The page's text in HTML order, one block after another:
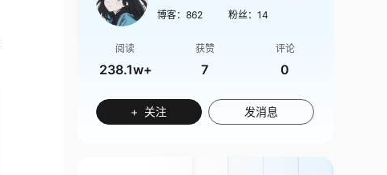
博客： 862 粉丝： 14
阅读
238.1w+
获赞
7
评论
0
+ 关注 发消息